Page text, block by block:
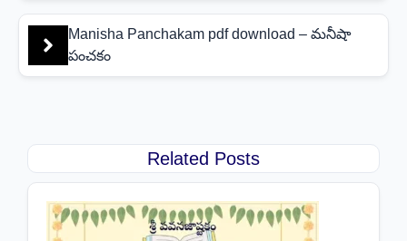
Manisha Panchakam pdf download – మనీషా
పంచకం
Related Posts